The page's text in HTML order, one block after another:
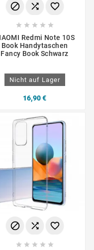
  
    
Redmi Note 10S
Book Handytaschen
Fancy Book Schwarz
Nicht auf Lager
16,90 €
  
    